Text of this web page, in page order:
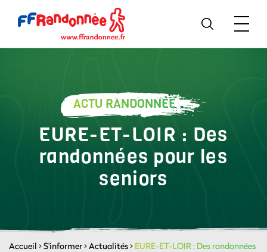
ACTU RANDONNÉE
EURE-ET-LOIR : Des
randonnées pour les
seniors
Accueil >S'informer>Actualités> EURE-ET-LOIR : Des randonnées